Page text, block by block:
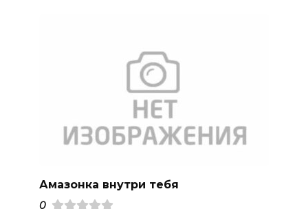
Амазонка внутри тебя
0